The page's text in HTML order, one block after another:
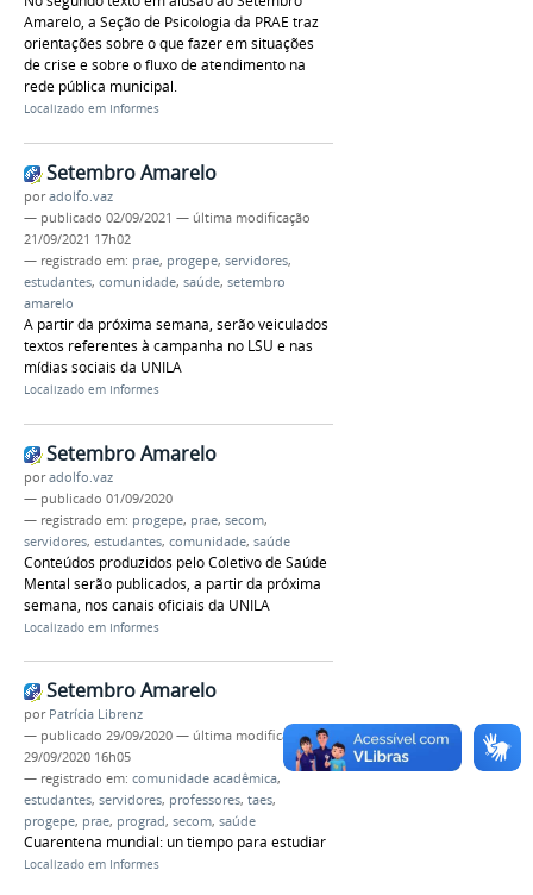
Amarelo, a Seção de Psicologia da PRAE traz
orientações sobre o que fazer em situações
de crise e sobre o fluxo de atendimento na
rede pública municipal.
Localizado em Informes
Setembro Amarelo
poradolfo.vaz
— publicado 02/09/2021 — última modificação
21/09/2021 17h02
— registrado em: prae, progepe, servidores,
estudantes, comunidade, saúde, setembro
amarelo
A partir da próxima semana, serão veiculados
textos referentes à campanha no LSU e nas
mídias sociais da UNILA
Localizado em Informes
Setembro Amarelo
poradolfo.vaz
— publicado 01/09/2020
— registrado em: progepe, prae, secom,
servidores, estudantes, comunidade, saúde
Conteúdos produzidos pelo Coletivo de Saúde
Mental serão publicados, a partir da próxima
semana, nos canais oficiais da UNILA
Localizado em Informes
Setembro Amarelo
por Patrícia Librenz
— publicado 29/09/2020 — última modificação
29/09/2020 16h05
— registrado em: comunidade acadêmica,
estudantes, servidores, professores, taes,
progepe, prae, prograd, secom, saúde
Cuarentena mundial: un tiempo para estudiar
Localizado em Informes